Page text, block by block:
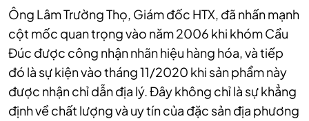
Ông Lâm Trường Thọ, Giám đốc HTX, đã nhấn mạnh
cột mốc quan trọng vào năm 2006 khi khóm Cầu
Đúc được công nhận nhãn hiệu hàng hóa, và tiếp
đó là sự kiện vào tháng 11/2020 khi sản phẩm này
được nhận chỉ dẫn địa lý. Đây không chỉ là sự khẳng
định về chất lượng và uy tín của đặc sản địa phương